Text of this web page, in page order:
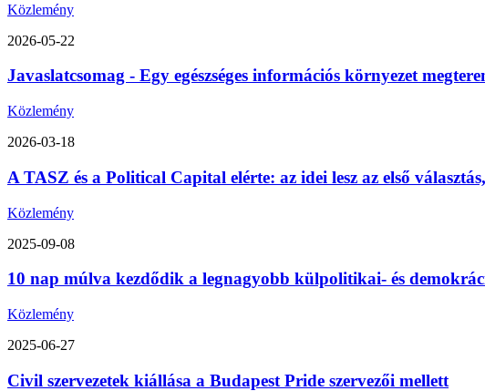
Közlemény
2026-05-22
Javaslatcsomag - Egy egészséges információs környezet
Közlemény
2026-03-18
A TASZ és a Political Capital elérte: az idei lesz az első
Közlemény
2025-09-08
10 nap múlva kezdődik a legnagyobb külpolitikai- és
Közlemény
2025-06-27
Civil szervezetek kiállása a Budapest Pride szervezői mellett